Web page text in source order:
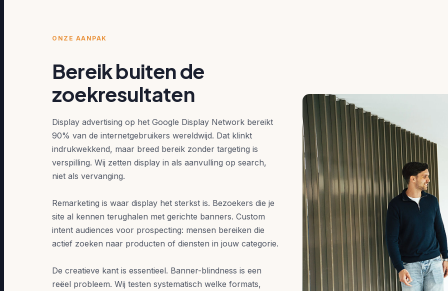
ONZE AANPAK
Bereik buiten de
zoekresultaten
Display advertising op het Google Display Network bereikt
90% van de internetgebruikers wereldwijd. Dat klinkt
indrukwekkend, maar breed bereik zonder targeting is
verspilling. Wij zetten display in als aanvulling op search,
niet als vervanging.
Remarketing is waar display het sterkst is. Bezoekers die je
site al kennen terughalen met gerichte banners. Custom
intent audiences voor prospecting: mensen bereiken die
actief zoeken naar producten of diensten in jouw categorie.
De creatieve kant is essentieel. Banner-blindness is een
reëel probleem. Wij testen systematisch welke formats,